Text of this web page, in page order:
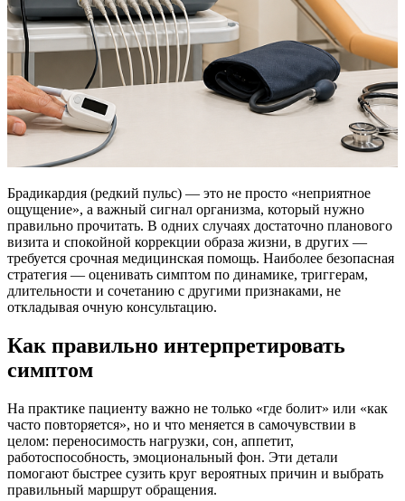
Брадикардия (редкий пульс) — это не просто «неприятное
ощущение», а важный сигнал организма, который нужно
правильно прочитать. В одних случаях достаточно планового
визита и спокойной коррекции образа жизни, в других —
требуется срочная медицинская помощь. Наиболее безопасная
стратегия — оценивать симптом по динамике, триггерам,
длительности и сочетанию с другими признаками, не
откладывая очную консультацию.
Как правильно интерпретировать
симптом
На практике пациенту важно не только «где болит» или «как
часто повторяется», но и что меняется в самочувствии в
целом: переносимость нагрузки, сон, аппетит,
работоспособность, эмоциональный фон. Эти детали
помогают быстрее сузить круг вероятных причин и выбрать
правильный маршрут обращения.